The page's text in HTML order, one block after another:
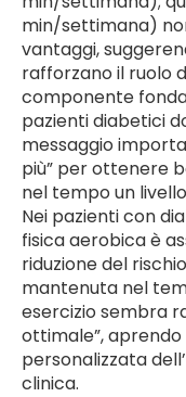
min/settimana)
vantaggi,
rafforzano il ruolo
componente
pazienti diabetici
messaggio
più” per ottenere
nel tempo un
Nei pazienti con
fisica aerobica è
riduzione del
mantenuta nel
esercizio sembra
ottimale”,
personalizzata
clinica.